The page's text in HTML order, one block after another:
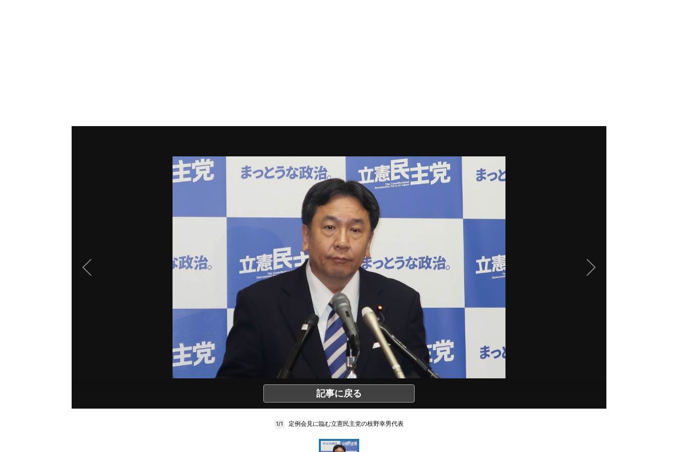
記事に戻る
1/1 定例会見に臨む立憲民主党の枝野幸男代表